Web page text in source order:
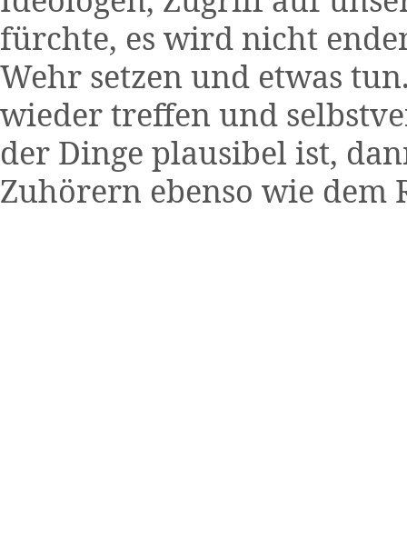
fürchte, es wird nicht
Wehr setzen und etwas
wieder treffen und
der Dinge plausibel ist,
Zuhörern ebenso wie dem